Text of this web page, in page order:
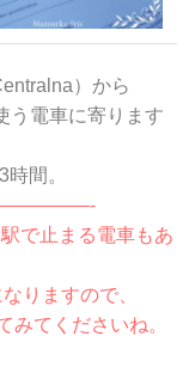
）から
う電車に寄ります
間。
—————-
で止まる電車もあ
りますので、
みてくださいね。